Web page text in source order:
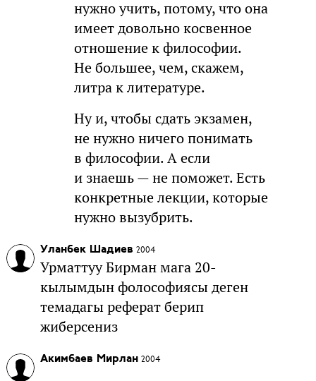
нужно учить, потому, что она
имеет довольно косвенное
отношение к философии.
Не большее, чем, скажем,
литра к литературе.
Ну и, чтобы сдать экзамен,
не нужно ничего понимать
в философии. А если
и знаешь — не поможет. Есть
конкретные лекции, которые
нужно вызубрить.
Уланбек Шадиев 2004
Урматтуу Бирман мага 20-
кылымдын фолософиясы деген
темадагы реферат берип
жиберсениз
Акимбаев Мирлан 2004